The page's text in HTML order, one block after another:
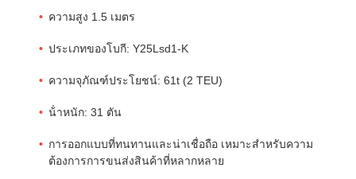
ความสูง 1.5 เมตร
ประเภทของโบกี: Y25Lsd1-K
ความจุภัณฑ์ประโยชน์: 61t (2 TEU)
น้ําหนัก: 31 ตัน
การออกแบบที่ทนทานและน่าเชื่อถือ เหมาะสําหรับความ
ต้องการการขนส่งสินค้าที่หลากหลาย